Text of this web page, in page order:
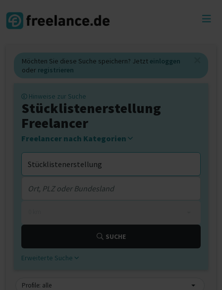
Möchten Sie diese Suche speichern? Jetzt einloggen
oder registrieren
Hinweise zur Suche
Stücklistenerstellung
Freelancer
Freelancer nach Kategorien
SUCHE
Erweiterte Suche
Profile: alle